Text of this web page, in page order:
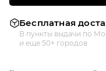
Бесплатная
В пункты выдачи по
и еще 50+ городов